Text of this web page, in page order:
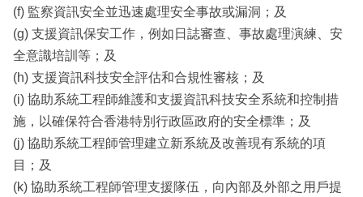
(f) 監察資訊安全並迅速處理安全事故或漏洞；及
(g) 支援資訊保安工作，例如日誌審查、事故處理演練、安
全意識培訓等；及
(h) 支援資訊科技安全評估和合規性審核；及
(i) 協助系統工程師維護和支援資訊科技安全系統和控制措
施，以確保符合香港特別行政區政府的安全標準；及
(j) 協助系統工程師管理建立新系統及改善現有系統的項
目；及
(k) 協助系統工程師管理支援隊伍，向內部及外部之用戶提